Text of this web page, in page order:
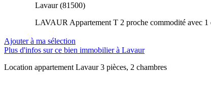
Lavaur (81500)
LAVAUR Appartement T 2 proche commodité avec 1
Ajouter à ma sélection
Plus d'infos sur ce bien immobilier à Lavaur
Location appartement Lavaur3 pièces, 2 chambres